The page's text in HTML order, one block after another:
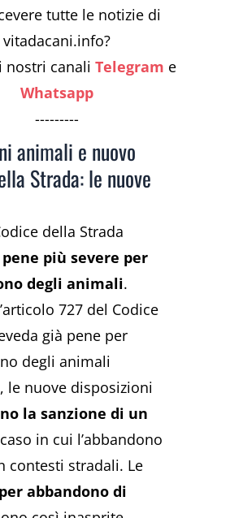
tutte le notizie di
vitadacani.info?
nostri canaliTelegram e
Whatsapp
---------
animali e nuovo
Strada: le nuove
della Strada
pene più severe per
degli animali.
727 del Codice
già pene per
degli animali
le nuove disposizioni
la sanzione di un
in cui l’abbandono
contesti stradali. Le
abbandono di